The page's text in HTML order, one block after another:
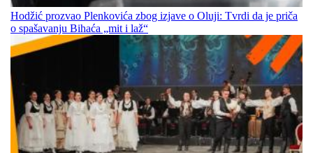
Hodžić prozvao Plenkovića zbog izjave o Oluji: Tvrdi da je priča
o spašavanju Bihaća „mit i laž“